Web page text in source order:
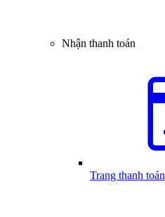
Nhận thanh toán
Trang thanh toán